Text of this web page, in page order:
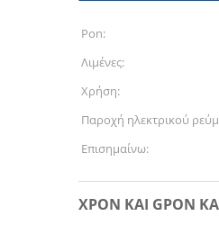
Pon:
Λιμένες:
Χρήση:
Παροχή ηλεκτρικού
Επισημαίνω:
XPON ΚΑΙ GPON